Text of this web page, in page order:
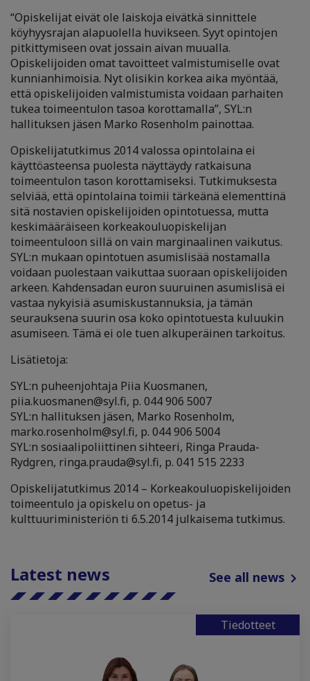
“Opiskelijat eivät ole laiskoja eivätkä sinnittele
köyhyysrajan alapuolella huvikseen. Syyt opintojen
pitkittymiseen ovat jossain aivan muualla.
Opiskelijoiden omat tavoitteet valmistumiselle ovat
kunnianhimoisia. Nyt olisikin korkea aika myöntää,
että opiskelijoiden valmistumista voidaan parhaiten
tukea toimeentulon tasoa korottamalla”, SYL:n
hallituksen jäsen Marko Rosenholm painottaa.
Opiskelijatutkimus 2014 valossa opintolaina ei
käyttöasteensa puolesta näyttäydy ratkaisuna
toimeentulon tason korottamiseksi. Tutkimuksesta
selviää, että opintolaina toimii tärkeänä elementtinä
sitä nostavien opiskelijoiden opintotuessa, mutta
keskimääräiseen korkeakouluopiskelijan
toimeentuloon sillä on vain marginaalinen vaikutus.
SYL:n mukaan opintotuen asumislisää nostamalla
voidaan puolestaan vaikuttaa suoraan opiskelijoiden
arkeen. Kahdensadan euron suuruinen asumislisä ei
vastaa nykyisiä asumiskustannuksia, ja tämän
seurauksena suurin osa koko opintotuesta kuluukin
asumiseen. Tämä ei ole tuen alkuperäinen tarkoitus.
Lisätietoja:
SYL:n puheenjohtaja Piia Kuosmanen,
piia.kuosmanen@syl.fi, p. 044 906 5007
SYL:n hallituksen jäsen, Marko Rosenholm,
marko.rosenholm@syl.fi, p. 044 906 5004
SYL:n sosiaalipoliittinen sihteeri, Ringa Prauda-
Rydgren, ringa.prauda@syl.fi, p. 041 515 2233
Opiskelijatutkimus 2014 – Korkeakouluopiskelijoiden
toimeentulo ja opiskelu on opetus- ja
kulttuuriministeriön ti 6.5.2014 julkaisema tutkimus.
Latest news See all news
Tiedotteet